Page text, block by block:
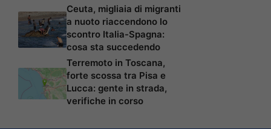
Ceuta, migliaia di migranti
a nuoto riaccendono lo
scontro Italia-Spagna:
cosa sta succedendo
Terremoto in Toscana,
forte scossa tra Pisa e
Lucca: gente in strada,
verifiche in corso